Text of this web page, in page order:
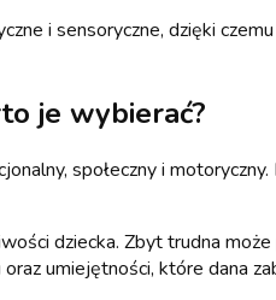
i sensoryczne, dzięki
je wybierać?
społeczny i
dziecka. Zbyt trudna
umiejętności, które dana